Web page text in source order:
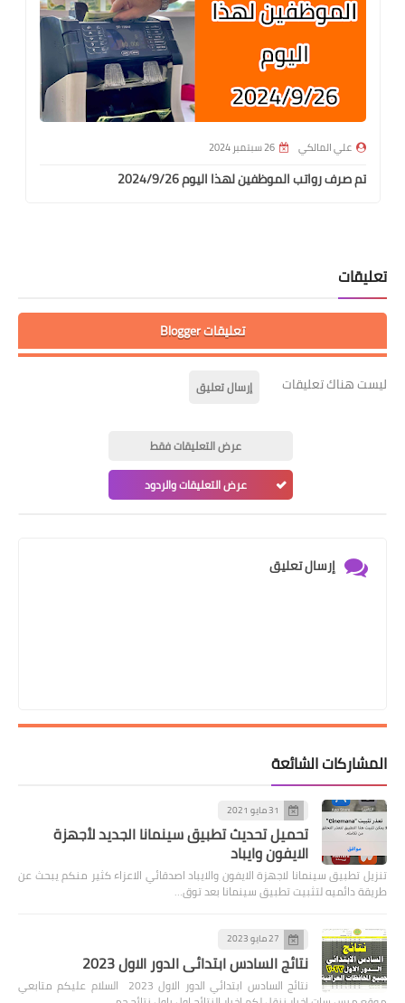
علي المالكي 26 سبتمبر 2024
تم صرف رواتب الموظفين لهذا اليوم 2024/9/26
تعليقات
تعليقات Blogger
ليست هناك تعليقات إرسال تعليق
عرض التعليقات فقط
عرض التعليقات والردود
إرسال تعليق
المشاركات الشائعة
31 مايو 2021
تحميل تحديث تطبيق سينمانا الجديد لأجهزة
الايفون وايباد
تنزيل تطبيق سينمانا لاجهزة الايفون والايباد اصدقائي الاعزاء كثير منكم يبحث عن
طريقة دائميه لتثبيت تطبيق سينمانا بعد توق…
27 مايو 2023
نتائج السادس ابتدائي الدور الاول 2023
نتائج السادس ابتدائي الدور الاول 2023 السلام عليكم متابعي